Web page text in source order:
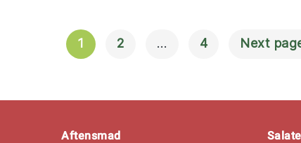
Navigation
Indlæg
1 2 … 4 Next
Aftensmad